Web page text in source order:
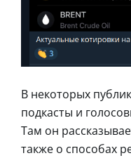
В некоторых
подкасты и
Там он
также о способах